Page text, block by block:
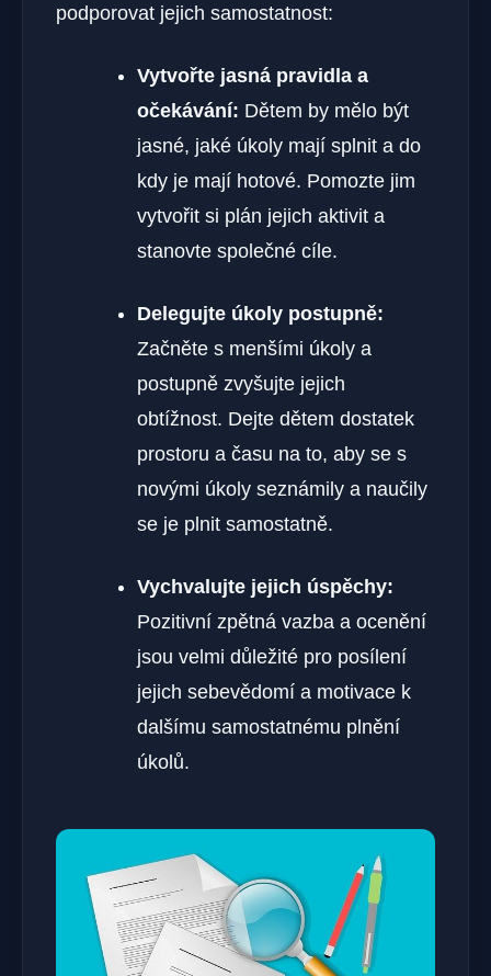
podporovat jejich samostatnost:
Vytvořte jasná pravidla a
očekávání: Dětem by mělo být
jasné, jaké úkoly mají splnit a do
kdy je mají hotové. Pomozte jim
vytvořit si plán jejich aktivit a
stanovte společné cíle.
Delegujte úkoly postupně:
Začněte s menšími úkoly a
postupně zvyšujte jejich
obtížnost. Dejte dětem dostatek
prostoru a času na to, aby se s
novými úkoly seznámily a naučily
se je plnit samostatně.
Vychvalujte jejich úspěchy:
Pozitivní zpětná vazba a ocenění
jsou velmi důležité pro posílení
jejich sebevědomí a motivace k
dalšímu samostatnému plnění
úkolů.